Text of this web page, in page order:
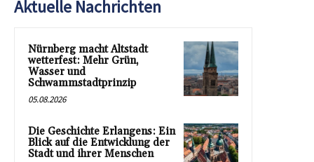
Aktuelle Nachrichten
Nürnberg macht Altstadt
wetterfest: Mehr Grün,
Wasser und
Schwammstadtprinzip
05.08.2026
Die Geschichte Erlangens: Ein
Blick auf die Entwicklung der
Stadt und ihrer Menschen